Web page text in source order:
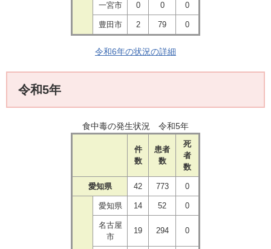
一宮市 0 0 0
豊田市 2 79 0
令和6年の状況の詳細
令和5年
食中毒の発生状況 令和5年
件
数
患者
数
死
者
数
愛知県 42 773 0
愛知県 14 52 0
名古屋
市
19 294 0